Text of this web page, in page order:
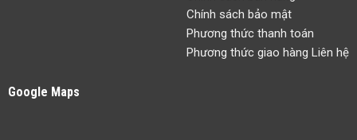
khách hàng.
- Hà Đông-Hà Nội
ĐT:024.6275.0068-
Hotline:09.885.91119